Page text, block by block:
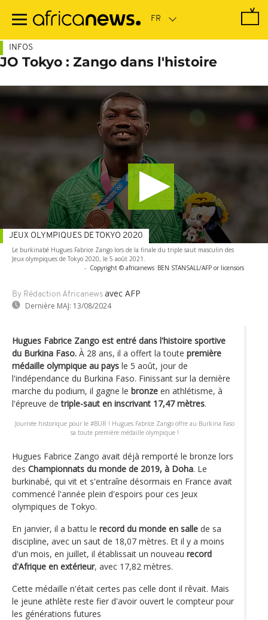
contenu
INFOS
JO Tokyo : Zango dans l'histoire
Le burkinabé Hugues Fabrice Zango lors de la finale du triple saut masculin des
Jeux olympiques de Tokyo 2020, le 5 août 2021.
- Copyright © africanews BEN STANSALL/AFP or licensors
By Rédaction Africanews avec AFP
Dernière MAJ: 13/08/2024
JEUX OLYMPIQUES DE TOKYO 2020
Hugues Fabrice Zango est entré dans l'histoire sportive
du Burkina Faso. À 28 ans, il a offert la toute première
médaille olympique au pays le 5 août, jour de
l'indépendance du Burkina Faso. Finissant sur la dernière
marche du podium, il gagne le bronze en athlétisme, à
l'épreuve detriple-saut en inscrivant 17,47 mètres.
Journée historique pour le #BUR ! Hugues Fabrice Zango offre au Burkina Faso
sa toute première médaille olympique !
Hugues Fabrice Zango avait déjà remporté le bronze lors
des Championnats du monde de 2019, à Doha. Le
burkinabé, qui vit et s'entraîne désormais en France avait
commencé l'année plein d'espoirs pour ces Jeux
olympiques de Tokyo.
En janvier, il a battu le record du monde en salle de sa
discipline, avec un saut de 18,07 mètres. Et il y a moins
d'un mois, en juillet, il établissait un nouveau record
d'Afrique en extérieur, avec 17,82 mètres.
Cette médaille n'était certes pas celle dont il rêvait. Mais
le jeune athlète reste fier d'avoir ouvert le compteur pour
les générations futures